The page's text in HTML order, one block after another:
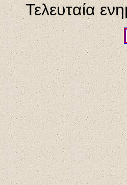
Τελευταία